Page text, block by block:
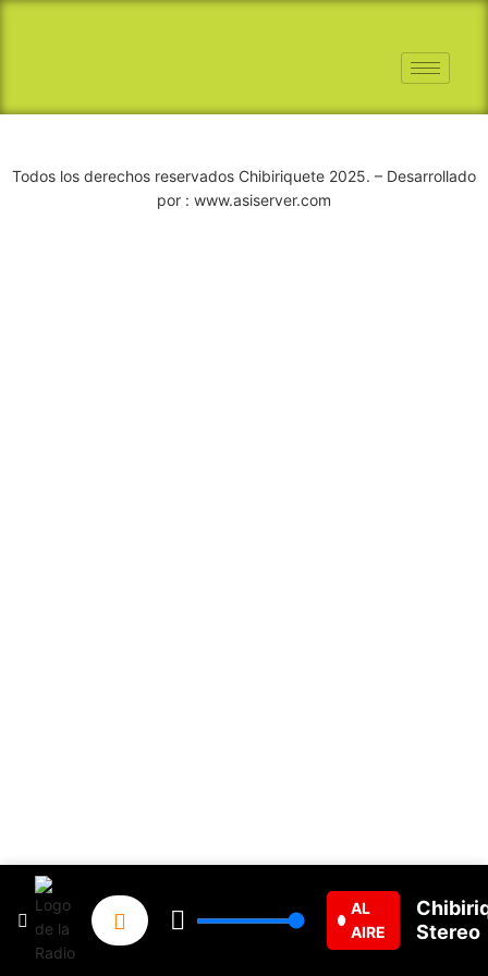
Todos los derechos reservados Chibiriquete 2025. – Desarrollado
por : www.asiserver.com
AL
AIRE
Stereo